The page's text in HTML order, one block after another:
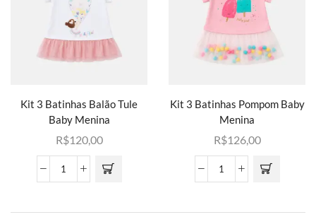
Kit 3 Batinhas Balão Tule
Baby Menina
R$120,00
Kit 3 Batinhas Pompom Baby
Menina
R$126,00